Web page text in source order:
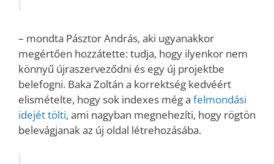
– mondta Pásztor András, aki ugyanakkor
megértően hozzátette: tudja, hogy ilyenkor nem
könnyű újraszerveződni és egy új projektbe
belefogni. Baka Zoltán a korrektség kedvéért
elismételte, hogy sok indexes még a felmondási
idejét tölti, ami nagyban megnehezíti, hogy rögtön
belevágjanak az új oldal létrehozásába.